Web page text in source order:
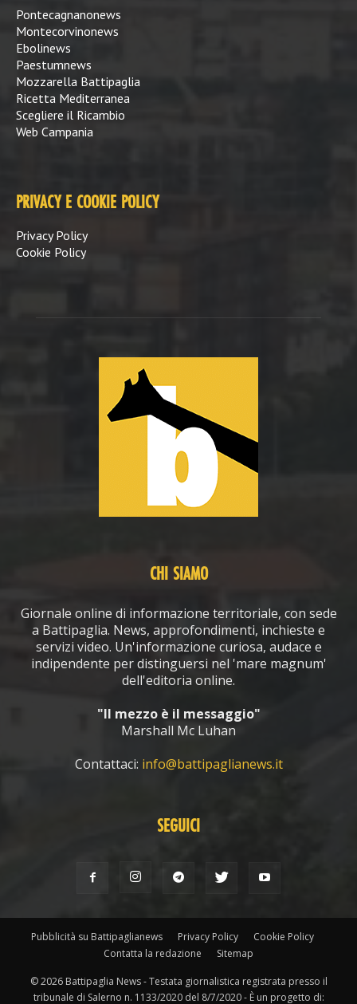
Pontecagnanonews
Montecorvinonews
Ebolinews
Paestumnews
Mozzarella Battipaglia
Ricetta Mediterranea
Scegliere il Ricambio
Web Campania
PRIVACY E COOKIE POLICY
Privacy Policy
Cookie Policy
CHI SIAMO
Giornale online di informazione territoriale, con sede
a Battipaglia. News, approfondimenti, inchieste e
servizi video. Un'informazione curiosa, audace e
indipendente per distinguersi nel 'mare magnum'
dell'editoria online.
"Il mezzo è il messaggio"
Marshall Mc Luhan
Contattaci: info@battipaglianews.it
SEGUICI
Pubblicità su Battipaglianews Privacy Policy
Cookie Policy
Contatta la redazione
Sitemap
© 2026 Battipaglia News - Testata giornalistica registrata presso il
tribunale di Salerno n. 1133/2020 del 8/7/2020 - È un progetto di: